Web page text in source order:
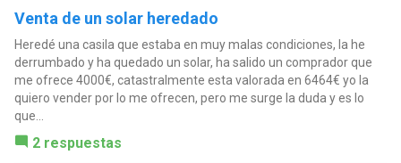
Venta de un solar heredado
Heredé una casila que estaba en muy malas condiciones, la he
derrumbado y ha quedado un solar, ha salido un comprador que
me ofrece 4000€, catastralmente esta valorada en 6464€ yo la
quiero vender por lo me ofrecen, pero me surge la duda y es lo
que...
2 respuestas